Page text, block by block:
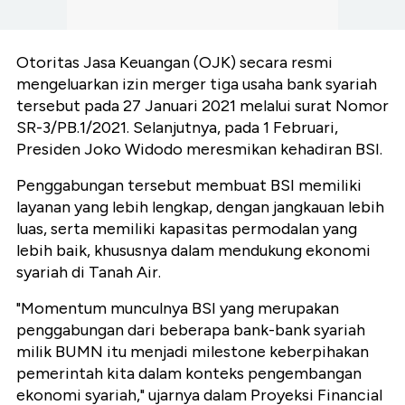
Otoritas Jasa Keuangan (OJK) secara resmi
mengeluarkan izin merger tiga usaha bank syariah
tersebut pada 27 Januari 2021 melalui surat Nomor
SR-3/PB.1/2021. Selanjutnya, pada 1 Februari,
Presiden Joko Widodo meresmikan kehadiran BSI.
Penggabungan tersebut membuat BSI memiliki
layanan yang lebih lengkap, dengan jangkauan lebih
luas, serta memiliki kapasitas permodalan yang
lebih baik, khususnya dalam mendukung ekonomi
syariah di Tanah Air.
"Momentum munculnya BSI yang merupakan
penggabungan dari beberapa bank-bank syariah
milik BUMN itu menjadi milestone keberpihakan
pemerintah kita dalam konteks pengembangan
ekonomi syariah," ujarnya dalam Proyeksi Financial